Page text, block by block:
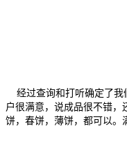
经过查询和打听确定了我
户很满意，说成品很不错，
饼，春饼，薄饼，都可以。